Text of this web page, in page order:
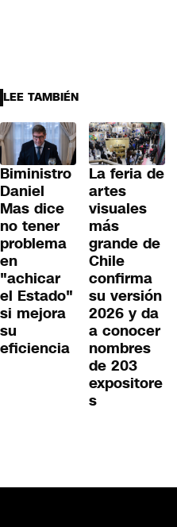
LEE TAMBIÉN
Biministro
Daniel
Mas dice
no tener
problema
en
"achicar
el Estado"
si mejora
su
eficiencia
La feria de
artes
visuales
más
grande de
Chile
confirma
su versión
2026 y da
a conocer
nombres
de 203
expositore
s